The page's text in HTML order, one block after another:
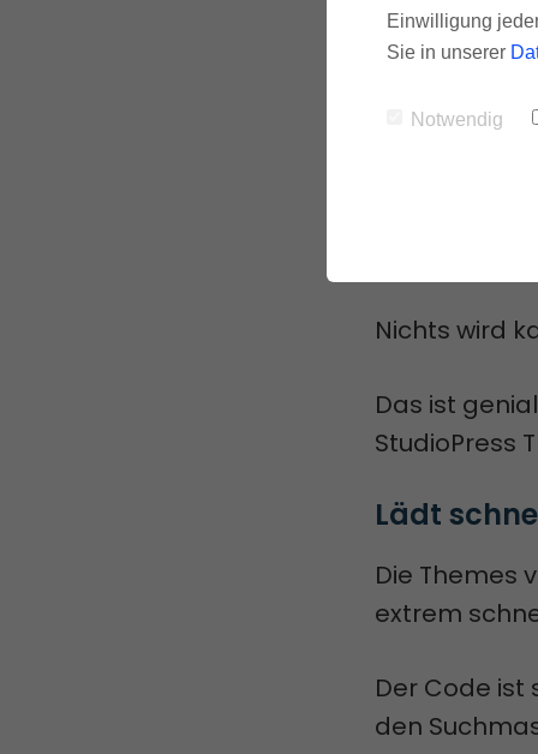
Website
Dieses
Nichts wird
Das ist
StudioPress
Lädt
Die Themes
extrem
Der Code ist
den
Einwilligung
Sie in unserer
Notwendig